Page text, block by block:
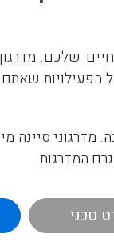
הפעילויות
סיינה
המדרגות.
שלכם,
נטמע היטב
כדי שאחרים
טכני